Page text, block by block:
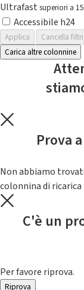
Ultrafast superiori a
Accessibile h24
Applica
Cancella filtri
Carica altre colonnine
Prova
Non abbiamo
colonnina di
C'è un
Per favore riprova.
Riprova